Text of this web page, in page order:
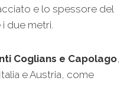
e lo spessore del
due metri.
Coglians e Capolago,
e Austria, come